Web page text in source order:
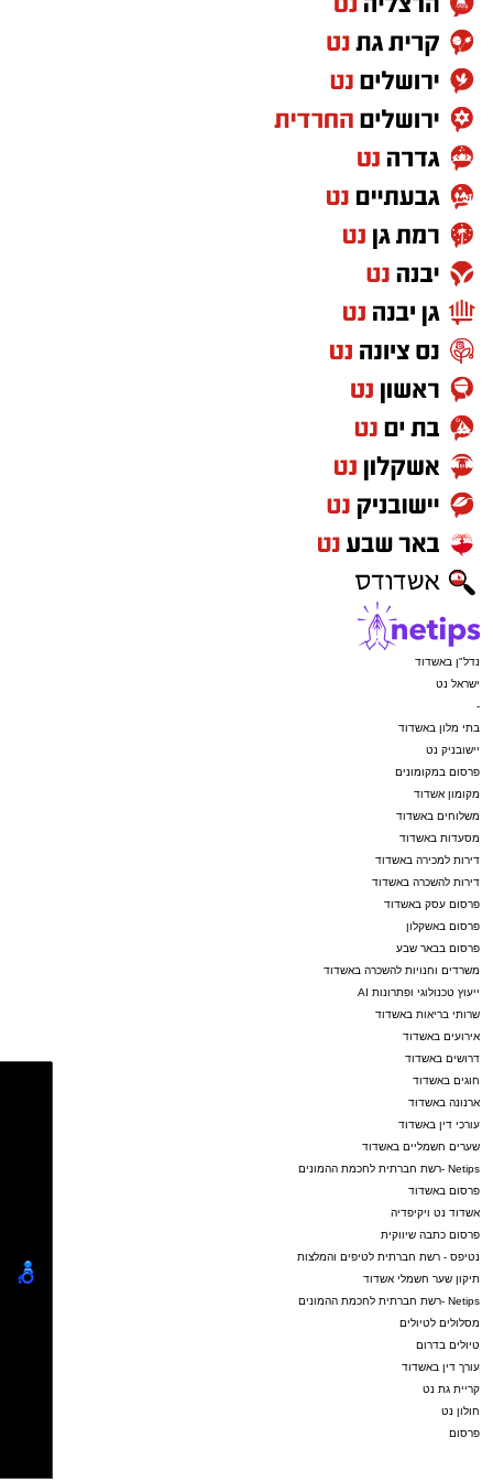
מעוניינים להגיב? לדווח ? צרו איתנו קשר במייל -
ASHDODS@ISNET.CO.IL
נדל"ן באשדוד
ישראל נט
-
בתי מלון באשדוד
יישובניק נט
פרסום במקומונים
מקומון אשדוד
משלוחים באשדוד
מסעדות באשדוד
דירות למכירה באשדוד
דירות להשכרה באשדוד
פרסום עסק באשדוד
פרסום באשקלון
פרסום בבאר שבע
משרדים וחנויות להשכרה באשדוד
ייעוץ טכנולוגי ופתרונות AI
שרותי בריאות באשדוד
אירועים באשדוד
דרושים באשדוד
חוגים באשדוד
ארנונה באשדוד
עורכי דין באשדוד
שערים חשמליים באשדוד
Netips -רשת חברתית לחכמת ההמונים
פרסום באשדוד
אשדוד נט ויקיפדיה
פרסום כתבה שיווקית
נטיפס - רשת חברתית לטיפים והמלצות
תיקון שער חשמלי אשדוד
Netips -רשת חברתית לחכמת ההמונים
מסלולים לטיולים
טיולים בדרום
עורך דין באשדוד
קריית גת נט
חולון נט
פרסום